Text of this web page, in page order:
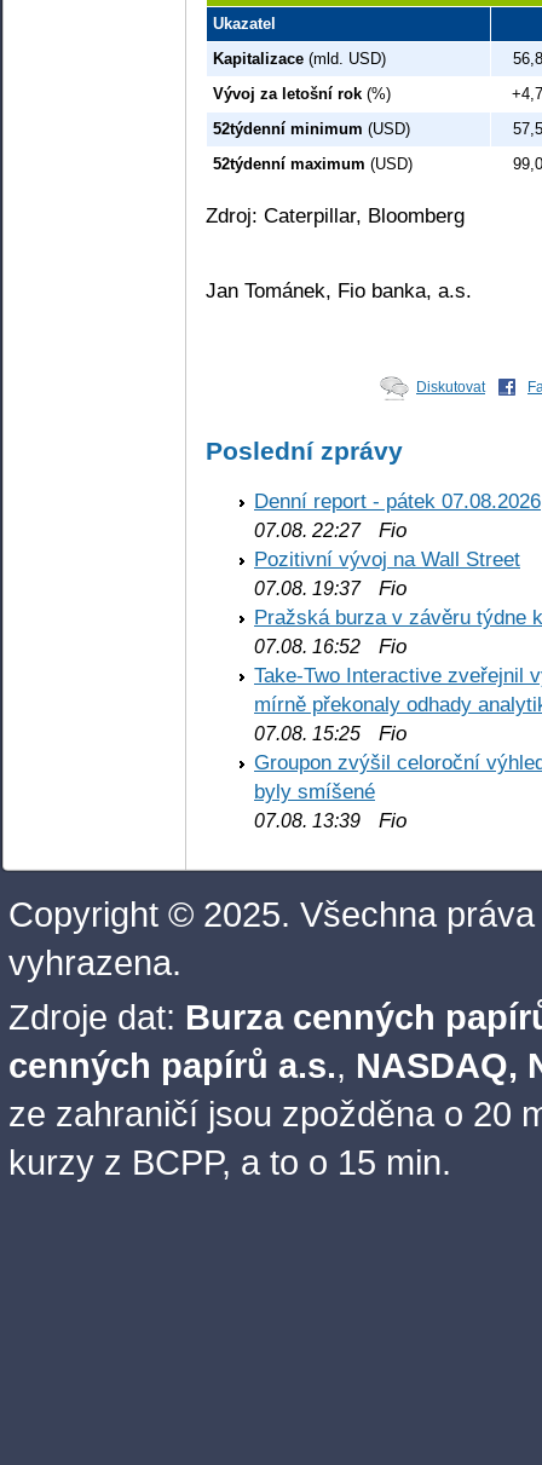
Ukazatel
Kapitalizace (mld. USD)
56,8
Vývoj za letošní rok (%)
+4,7
52týdenní minimum (USD)
57,5
52týdenní maximum (USD) 99,0
Zdroj: Caterpillar, Bloomberg
Jan Tománek, Fio banka, a.s.
Diskutovat
Poslední zprávy
Denní report - pátek 07.08.2026
07.08. 22:27Fio
Pozitivní vývoj na Wall Street
07.08. 19:37Fio
Pražská burza v závěru týdne
07.08. 16:52 Fio
Take-Two Interactive zveřejnil
mírně překonaly odhady
07.08. 15:25 Fio
Groupon zvýšil celoroční
byly smíšené
07.08. 13:39 Fio
Copyright © 2025. Všechna práva
vyhrazena.
Zdroje dat: Burza cenných
cenných papírů a.s., NASDAQ,
ze zahraničí jsou zpožděna o 20
kurzy z BCPP, a to o 15 min.